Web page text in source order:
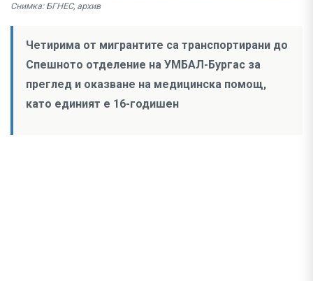
Снимка: БГНЕС, архив
Четирима от мигрантите са транспортирани до
Спешното отделение на УМБАЛ-Бургас за
преглед и оказване на медицинска помощ,
като единият е 16-годишен